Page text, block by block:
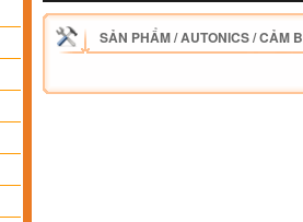
SẢN PHẨM/AUTONICS/CẢM